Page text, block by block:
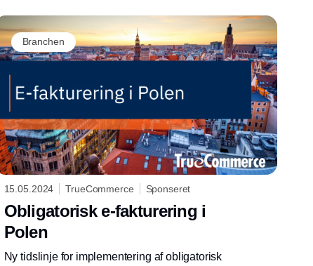
Branchen
15.05.2024 TrueCommerce Sponseret
Obligatorisk e-fakturering i
Polen
Ny tidslinje for implementering af obligatorisk